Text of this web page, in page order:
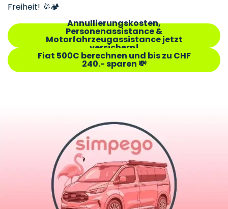
Freiheit! 🌞🏕️
Annullierungskosten,
Personenassistance &
Motorfahrzeugassistance jetzt
versichern!
Fiat 500C berechnen und bis zu CHF
240.- sparen 💸